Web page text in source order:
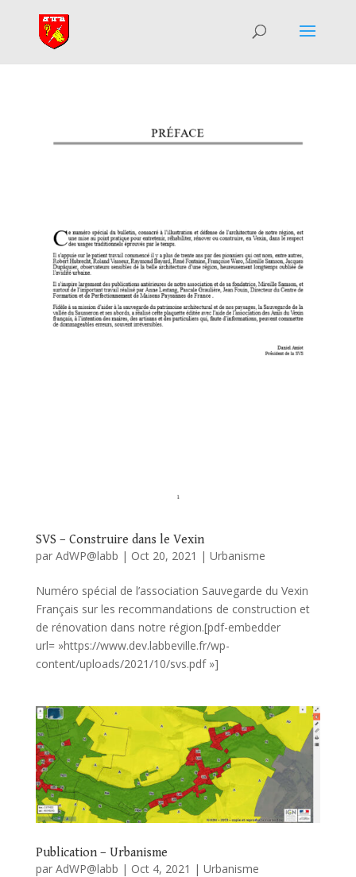
SVS – Construire dans le Vexin
par AdWP@labb | Oct 20, 2021 | Urbanisme
Numéro spécial de l’association Sauvegarde du Vexin
Français sur les recommandations de construction et
de rénovation dans notre région.[pdf-embedder
url= »https://www.dev.labbeville.fr/wp-
content/uploads/2021/10/svs.pdf »]
Publication – Urbanisme
par AdWP@labb | Oct 4, 2021 | Urbanisme